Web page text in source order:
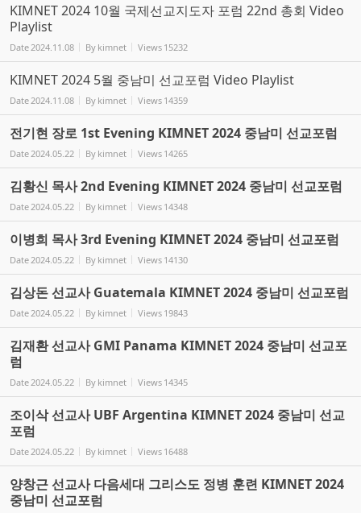
KIMNET 2024 10월 국제선교지도자 포럼 22nd 총회 Video
Playlist
Date 2024.11.08 By kimnet Views 15232
KIMNET 2024 5월 중남미 선교포럼 Video Playlist
Date 2024.11.08 By kimnet Views 14359
전기현 장로 1st Evening KIMNET 2024 중남미 선교포럼
Date 2024.05.22 By kimnet Views 14265
김황신 목사 2nd Evening KIMNET 2024 중남미 선교포럼
Date 2024.05.22 By kimnet Views 14348
이병희 목사 3rd Evening KIMNET 2024 중남미 선교포럼
Date 2024.05.22 By kimnet Views 14130
김상돈 선교사 Guatemala KIMNET 2024 중남미 선교포럼
Date 2024.05.22 By kimnet Views 19843
김재환 선교사 GMI Panama KIMNET 2024 중남미 선교포
럼
Date 2024.05.22 By kimnet Views 14345
조이삭 선교사 UBF Argentina KIMNET 2024 중남미 선교
포럼
Date 2024.05.22 By kimnet Views 16488
양창근 선교사 다음세대 그리스도 정병 훈련 KIMNET 2024
중남미 선교포럼